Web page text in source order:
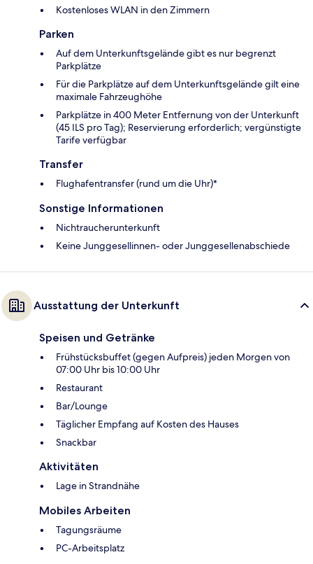
Kostenloses WLAN in den Zimmern
Parken
Auf dem Unterkunftsgelände gibt es nur begrenzt
Parkplätze
Für die Parkplätze auf dem Unterkunftsgelände gilt eine
maximale Fahrzeughöhe
Parkplätze in 400 Meter Entfernung von der Unterkunft
(45 ILS pro Tag); Reservierung erforderlich; vergünstigte
Tarife verfügbar
Transfer
Flughafentransfer (rund um die Uhr)*
Sonstige Informationen
Nichtraucherunterkunft
Keine Junggesellinnen- oder Junggesellenabschiede
Ausstattung der Unterkunft
Speisen und Getränke
Frühstücksbuffet (gegen Aufpreis) jeden Morgen von
07:00 Uhr bis 10:00 Uhr
Restaurant
Bar/Lounge
Täglicher Empfang auf Kosten des Hauses
Snackbar
Aktivitäten
Lage in Strandnähe
Mobiles Arbeiten
Tagungsräume
PC-Arbeitsplatz